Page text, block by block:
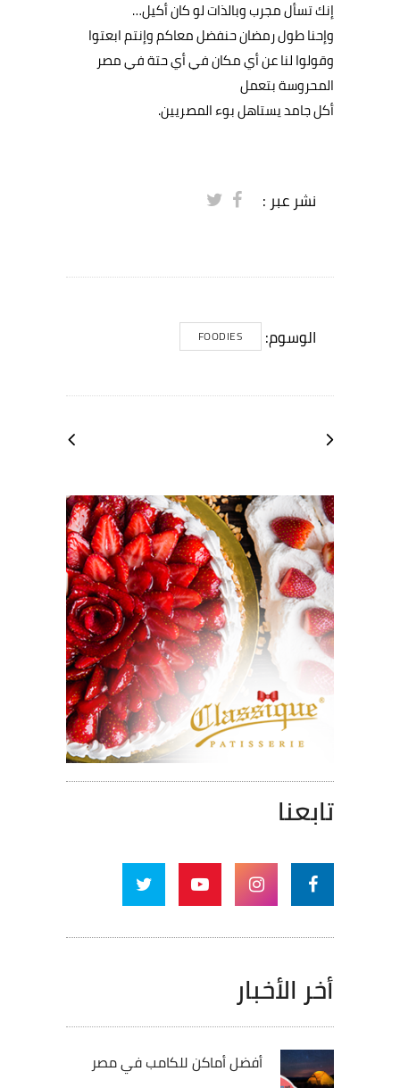
إنك تسأل مجرب وبالذات لو كان أكيل…
وإحنا طول رمضان حنفضل معاكم وإنتم ابعتوا
وقولوا لنا عن أي مكان في أي حتة في مصر
المحروسة بتعمل
أكل جامد يستاهل بوء المصريين.
نشر عبر :
الوسوم: FOODIES
تابعنا
أخر الأخبار
أفضل أماكن للكامب في مصر